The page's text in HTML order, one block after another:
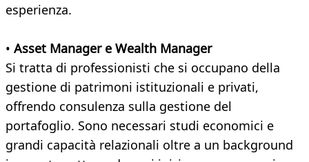
esperienza.
• Asset Manager e Wealth Manager
Si tratta di professionisti che si occupano della
gestione di patrimoni istituzionali e privati,
offrendo consulenza sulla gestione del
portafoglio. Sono necessari studi economici e
grandi capacità relazionali oltre a un background